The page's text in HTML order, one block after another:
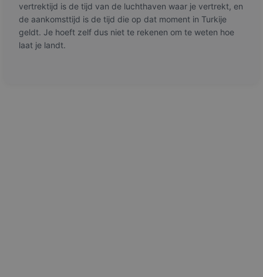
vertrektijd is de tijd van de luchthaven waar je vertrekt, en
de aankomsttijd is de tijd die op dat moment in Turkije
geldt. Je hoeft zelf dus niet te rekenen om te weten hoe
laat je landt.